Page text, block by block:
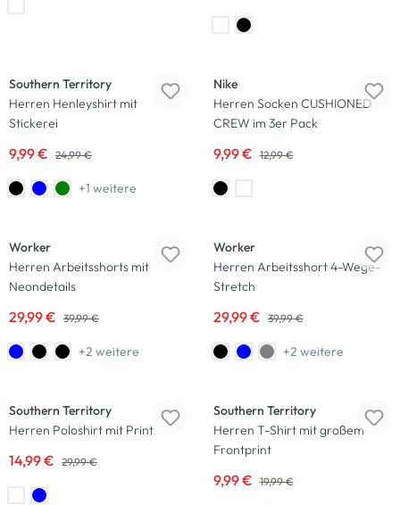
Southern Territory
Herren Henleyshirt mit
Stickerei
9,99 € 24,99 €
+1 weitere
Nike
Herren Socken CUSHIONED
CREW im 3er Pack
9,99 € 12,99 €
Worker
Herren Arbeitsshorts mit
Neondetails
29,99 € 39,99 €
+2 weitere
Worker
Herren Arbeitsshort 4-Wege-
Stretch
29,99 € 39,99 €
+2 weitere
Southern Territory
Herren Poloshirt mit Print
14,99 € 29,99 €
Southern Territory
Herren T-Shirt mit großem
Frontprint
9,99 € 19,99 €